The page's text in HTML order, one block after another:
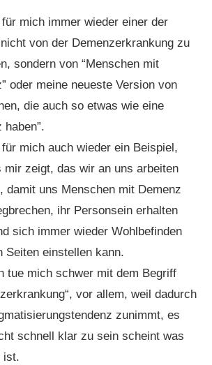
mich immer wieder einer der
von der Demenzerkrankung zu
sondern von “Menschen mit
oder meine neueste Version von
die auch so etwas wie eine
haben”.
mich auch wieder ein Beispiel,
mir zeigt, das wir an uns arbeiten
damit uns Menschen mit Demenz
ihr Personsein erhalten
sich immer wieder Wohlbefinden
Seiten einstellen kann.
tue mich schwer mit dem Begriff
vor allem, weil dadurch
zunimmt, es
schnell klar zu sein scheint was
ist.